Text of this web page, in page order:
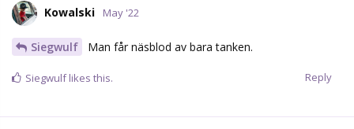
Kowalski May '22
Siegwulf Man får näsblod av bara tanken.
Reply
Siegwulflikes this.